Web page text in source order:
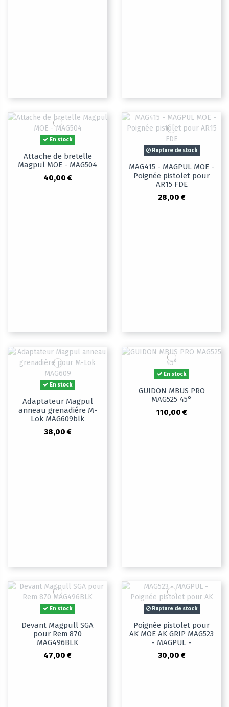
En stock
Attache de bretelle
Magpul MOE - MAG504
40,00 €
Rupture de stock
MAG415 - MAGPUL MOE -
Poignée pistolet pour
AR15 FDE
28,00 €
En stock
Adaptateur Magpul
anneau grenadiére M-
Lok MAG609blk
38,00 €
En stock
GUIDON MBUS PRO
MAG525 45°
110,00 €
En stock
Devant Magpull SGA
pour Rem 870
MAG496BLK
47,00 €
Rupture de stock
Poignée pistolet pour
AK MOE AK GRIP MAG523
- MAGPUL -
30,00 €